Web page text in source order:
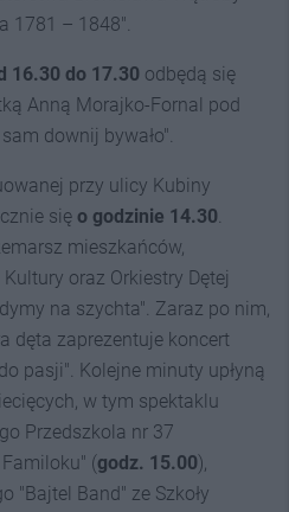
1781 – 1848".
16.30 do 17.30 odbędą się
Anną Morajko-Fornal pod
downij bywało".
przy ulicy Kubiny
się o godzinie 14.30.
mieszkańców,
oraz Orkiestry Dętej
na szychta". Zaraz po nim,
dęta zaprezentuje koncert
pasji". Kolejne minuty upłyną
w tym spektaklu
Przedszkola nr 37
(godz. 15.00),
"Bajtel Band" ze Szkoły